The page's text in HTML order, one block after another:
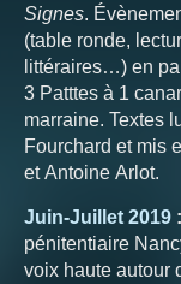
Signes.
(table ronde,
littéraires…) en
3 Patttes à 1
marraine. Textes
Fourchard et mis
et Antoine Arlot.
Juin-Juillet 2019 :
pénitentiaire
voix haute autour